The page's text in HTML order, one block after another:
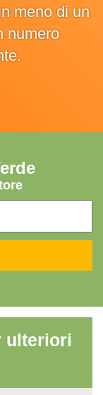
meno di un
numero
ulteriori